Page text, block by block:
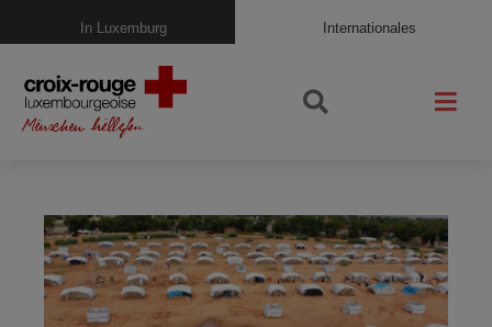
In Luxemburg Internationales